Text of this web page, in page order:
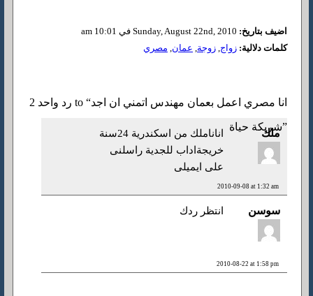
اضيف بتاريخ:
كلمات دلالية: زواج, زوجة, عمان, مصري
2 رد واحد to “انا مصري اعمل بعمان مهندس اتمني ان اجد
شريكة حياة”
ملك
2010-09-08 at 1:32 am
اناناملك من اسكندرية 24سنة
خريجةاداب للجدية راسلنى
على ايميلى
سوسن
2010-08-22 at 1:58 pm
انتظر ردك